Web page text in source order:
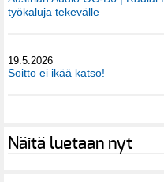
työkaluja tekevälle
19.5.2026
Soitto ei ikää katso!
Näitä luetaan nyt